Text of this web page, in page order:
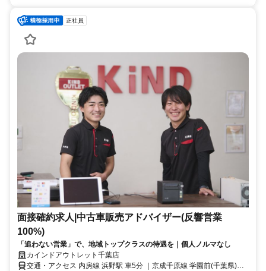
正社員
面接確約求人|中古車販売アドバイザー(反響営業
100%)
「追わない営業」で、地域トップクラスの待遇を｜個人ノルマなし
カインドアウトレット千葉店
交通・アクセス 内房線 浜野駅 車5分 ｜京成千原線 学園前(千葉県)駅